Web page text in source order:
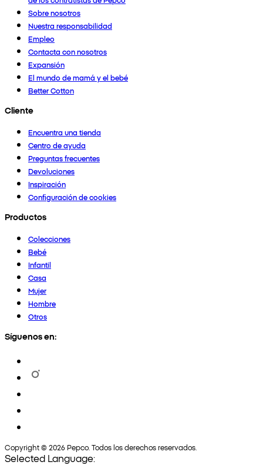
Sobre nosotros
Nuestra responsabilidad
Empleo
Contacta con nosotros
Expansión
El mundo de mamá y el bebé
Better Cotton
Cliente
Encuentra una tienda
Centro de ayuda
Preguntas frecuentes
Devoluciones
Inspiración
Configuración de cookies
Productos
Colecciones
Bebé
Infantil
Casa
Mujer
Hombre
Otros
Síguenos en:
Copyright © 2026 Pepco. Todos los derechos reservados.
Selected Language: